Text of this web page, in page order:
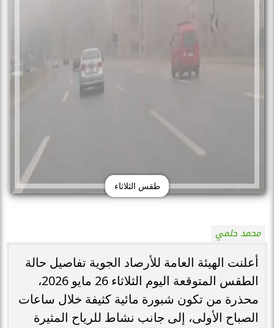
طقس الثلاثاء
محمد حلمي
أعلنت الهيئة العامة للأرصاد الجوية تفاصيل حالة
الطقس المتوقعة اليوم الثلاثاء 26 مايو 2026،
محذرة من تكون شبورة مائية كثيفة خلال ساعات
الصباح الأولى، إلى جانب نشاط للرياح المثيرة